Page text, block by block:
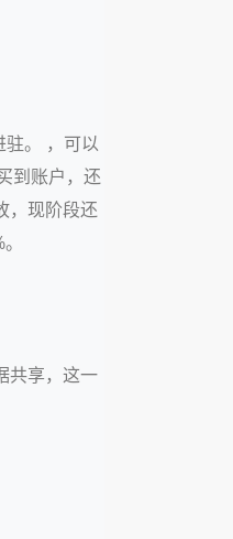
。 ，可以
到账户，还
，现阶段还
共享，这一